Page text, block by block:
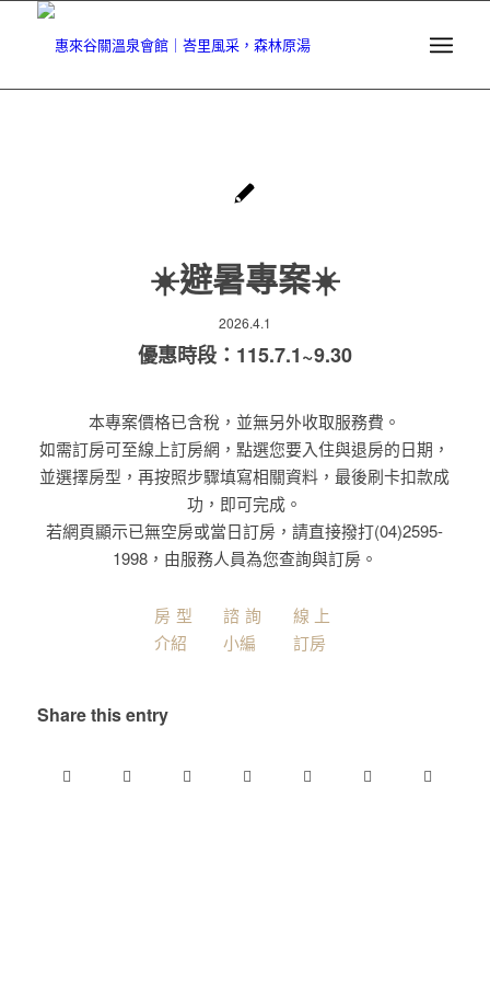
☀️避暑專案☀️
2026.4.1
優惠時段：115.7.1~9.30
本專案價格已含稅，並無另外收取服務費。
如需訂房可至線上訂房網，點選您要入住與退房的日期，
並選擇房型，再按照步驟填寫相關資料，最後刷卡扣款成
功，即可完成。
若網頁顯示已無空房或當日訂房，請直接撥打(04)2595-
1998，由服務人員為您查詢與訂房。
房型
介紹
諮詢
小編
線上
訂房
Share this entry